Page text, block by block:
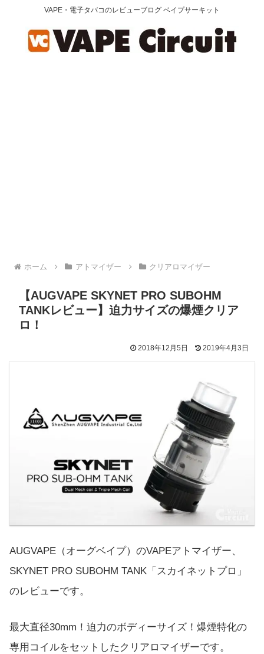
VAPE・電子タバコのレビューブログ ベイプサーキット
ホーム アトマイザー クリアロマイザー
【AUGVAPE SKYNET PRO SUBOHM
TANKレビュー】迫力サイズの爆煙クリア
ロ！
2018年12月5日 2019年4月3日
AUGVAPE（オーグベイプ）のVAPEアトマイザー、
SKYNET PRO SUBOHM TANK「スカイネットプロ」
のレビューです。
最大直径30mm！迫力のボディーサイズ！爆煙特化の
専用コイルをセットしたクリアロマイザーです。